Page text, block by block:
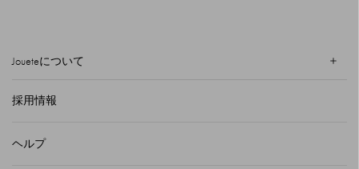
Joueteについて
採用情報
ヘルプ